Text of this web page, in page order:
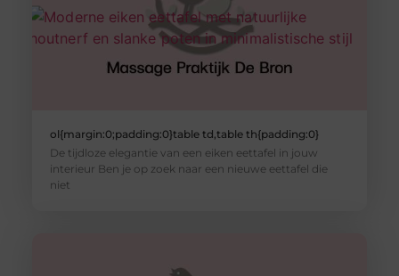
ol{margin:0;padding:0}table td,table th{padding:0}
De tijdloze elegantie van een eiken eettafel in jouw
interieur Ben je op zoek naar een nieuwe eettafel die
niet